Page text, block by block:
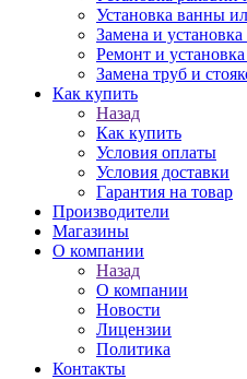
Установка ванны
Замена и
Ремонт и
Замена труб и
Как купить
Назад
Как купить
Условия оплаты
Условия доставки
Гарантия на товар
Производители
Магазины
О компании
Назад
О компании
Новости
Лицензии
Политика
Контакты